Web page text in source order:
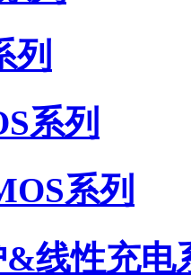
列
系列
系列
线性充电